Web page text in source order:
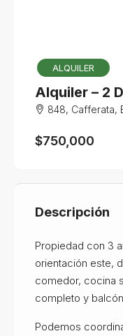
ALQUILER
Alquiler – 2
848, Cafferata, Echesortu, Distrito Centro,
$750,000
Descripción
Propiedad con 3
orientación este,
comedor, cocina
completo y
Podemos